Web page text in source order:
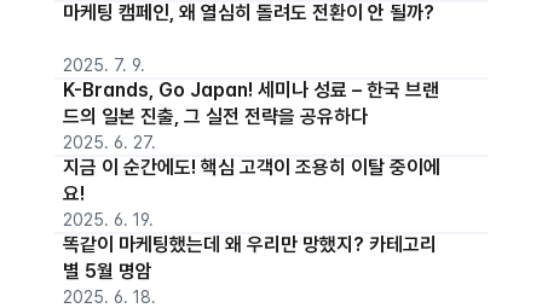
마케팅 캠페인, 왜 열심히 돌려도 전환이 안 될까?
2025. 7. 9.
K-Brands, Go Japan! 세미나 성료 – 한국 브랜
드의 일본 진출, 그 실전 전략을 공유하다
2025. 6. 27.
지금 이 순간에도! 핵심 고객이 조용히 이탈 중이에
요!
2025. 6. 19.
똑같이 마케팅했는데 왜 우리만 망했지? 카테고리
별 5월 명암
2025. 6. 18.